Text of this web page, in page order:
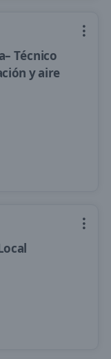
Técnico
y aire